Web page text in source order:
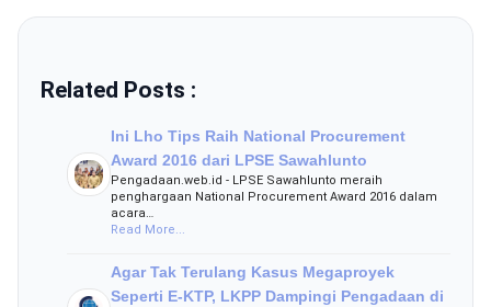
Related Posts :
Ini Lho Tips Raih National Procurement
Award 2016 dari LPSE Sawahlunto
Pengadaan.web.id - LPSE Sawahlunto meraih
penghargaan National Procurement Award 2016 dalam
acara…
Read More...
Agar Tak Terulang Kasus Megaproyek
Seperti E-KTP, LKPP Dampingi Pengadaan di